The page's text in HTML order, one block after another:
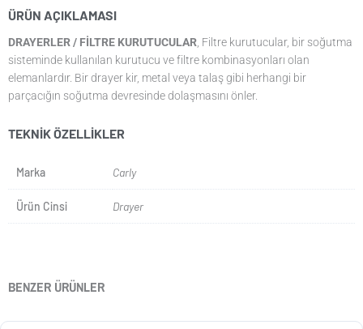
ÜRÜN AÇIKLAMASI
DRAYERLER / FILTRE KURUTUCULAR , Filtre kurutucular, bir soğutma
sisteminde kullanılan kurutucu ve filtre kombinasyonları olan
elemanlardır. Bir drayer kir, metal veya talaş gibi herhangi bir
parçacığın soğutma devresinde dolaşmasını önler.
TEKNIK ÖZELLIKLER
Marka Carly
Ürün Cinsi Drayer
BENZER ÜRÜNLER